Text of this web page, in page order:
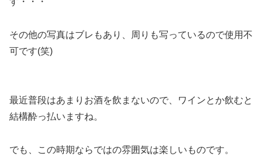
その他の写真はブレもあり、周りも写っているので使用不
可です(笑)
最近普段はあまりお酒を飲まないので、ワインとか飲むと
結構酔っ払いますね。
でも、この時期ならではの雰囲気は楽しいものです。